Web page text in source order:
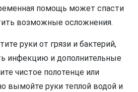
помощь может спасти
возможные осложнения.
руки от грязи и бактерий,
инфекцию и дополнительные
чистое полотенце или
вымойте руки теплой водой и